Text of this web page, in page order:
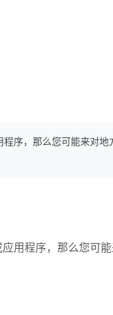
序，那么您可能来对
用程序，那么您可